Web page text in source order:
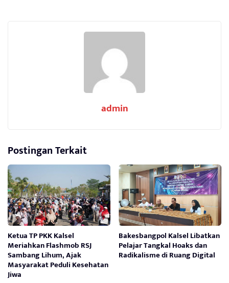
admin
Postingan Terkait
Ketua TP PKK Kalsel
Meriahkan Flashmob RSJ
Sambang Lihum, Ajak
Masyarakat Peduli Kesehatan
Jiwa
Bakesbangpol Kalsel Libatkan
Pelajar Tangkal Hoaks dan
Radikalisme di Ruang Digital